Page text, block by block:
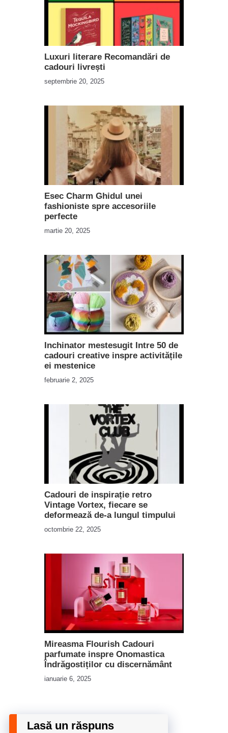
Luxuri literare Recomandări de
cadouri livrești
septembrie 20, 2025
Esec Charm Ghidul unei
fashioniste spre accesoriile
perfecte
martie 20, 2025
Inchinator mestesugit Intre 50 de
cadouri creative inspre activitățile
ei mestenice
februarie 2, 2025
Cadouri de inspirație retro
Vintage Vortex, fiecare se
deformează de-a lungul timpului
octombrie 22, 2025
Mireasma Flourish Cadouri
parfumate inspre Onomastica
Îndrăgostiților cu discernământ
ianuarie 6, 2025
Lasă un răspuns